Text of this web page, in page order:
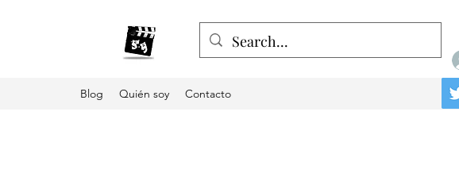
Blog Quién soy Contacto